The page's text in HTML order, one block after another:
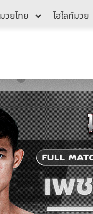
มวยไทย ไฮไลท์มวย